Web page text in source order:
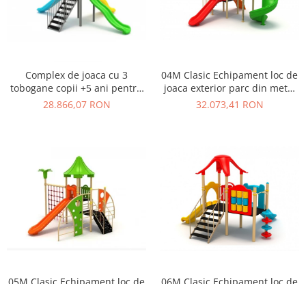
Ghivece de exterior
Ghivece din beton
Stalpi / bolarzi de delimitare
pentru trotuar
Cismea stradala / gradina
Magazie pubele / tomberoane
Mobilier urban DIZABILITATI
Complex de joaca cu 3
tobogane copii +5 ani pentru
loc de joaca - 03M
28.866,07 RON
04M Clasic Echipament loc de
joaca exterior parc din metal
cu Scara 2 Tobogane si
32.073,41 RON